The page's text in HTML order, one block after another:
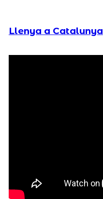
Llenya a Catalunya